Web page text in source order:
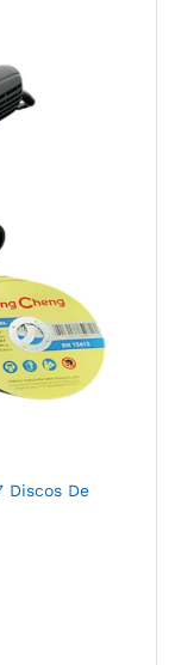
Discos De